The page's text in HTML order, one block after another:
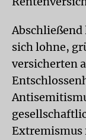
Abschließend
sich lohne,
versicherten
Extremismus